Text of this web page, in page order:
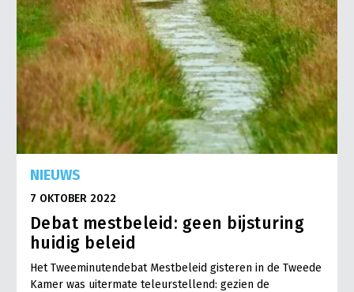
NIEUWS
7 OKTOBER 2022
Debat mestbeleid: geen bijsturing
huidig beleid
Het Tweeminutendebat Mestbeleid gisteren in de Tweede
Kamer was uitermate teleurstellend: gezien de